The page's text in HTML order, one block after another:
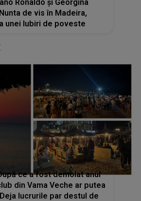
Ronaldo și Georgina
de vis în Madeira,
unei Iubiri de poveste
ce a fost demolat anul
din Vama Veche ar putea
lucrurile par destul de